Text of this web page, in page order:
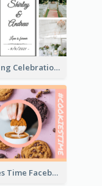
Wedding Celebration Facebook Post
Cookies Time Facebook Post